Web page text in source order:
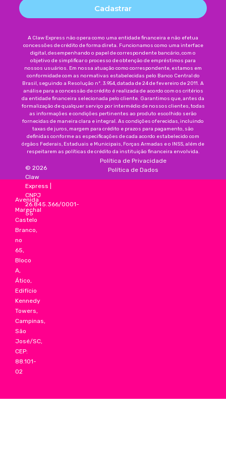
Cadastrar
A Claw Express não opera como uma entidade financeira e não efetua
concessões de crédito de forma direta. Funcionamos como uma interface
digital, desempenhando o papel de correspondente bancário, com o
objetivo de simplificar o processo de obtenção de empréstimos para
nossos usuários. Em nossa atuação como correspondente, estamos em
conformidade com as normativas estabelecidas pelo Banco Central do
Brasil, seguindo a Resolução nº. 3.954, datada de 24 de fevereiro de 2011. A
análise para a concessão de crédito é realizada de acordo com os critérios
da entidade financeira selecionada pelo cliente. Garantimos que, antes da
formalização de qualquer serviço por intermédio de nossos clientes, todas
as informações e condições pertinentes ao produto escolhido serão
fornecidas de maneira clara e integral. As condições oferecidas, incluindo
taxas de juros, margem para crédito e prazos para pagamento, são
definidas conforme as especificações de cada acordo estabelecido com
órgãos Federais, Estaduais e Municipais, Forças Armadas e o INSS, além de
respeitarem as políticas de crédito da instituição financeira envolvida.
Avenida
Marechal
Castelo
Branco,
no
65,
Bloco
A,
Ático,
Edifício
Kennedy
Towers,
Campinas,
São
José/SC,
CEP:
88.101-
02
© 2026
Claw
Express
CNPJ
26.845.366/0001-
55
Política de Privacidade
Política de Dados